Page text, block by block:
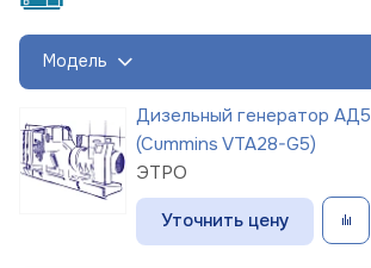
Модель
Дизельный генератор
(Cummins VTA28-G5)
ЭТРО
Уточнить цену